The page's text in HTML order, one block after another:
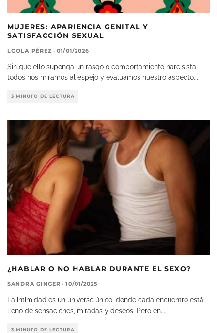
MUJERES: APARIENCIA GENITAL Y
SATISFACCIÓN SEXUAL
LOOLA PÉREZ · 01/01/2026
Sin que ello suponga un rasgo o comportamiento narcisista,
todos nos miramos al espejo y evaluamos nuestro aspecto....
3 MINUTO DE LECTURA
¿HABLAR O NO HABLAR DURANTE EL SEXO?
SANDRA GINGER · 10/01/2025
La intimidad es un universo único, donde cada encuentro está
lleno de sensaciones, miradas y deseos. Pero en...
3 MINUTO DE LECTURA